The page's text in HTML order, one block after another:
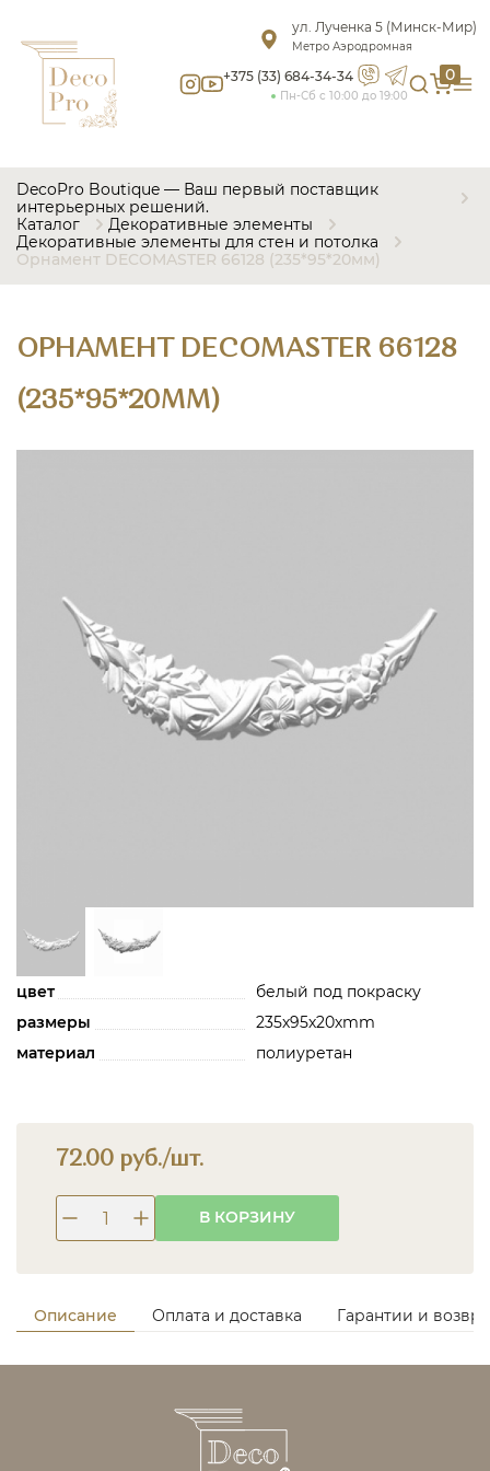
ул. Лученка 5 (Минск-Мир)
Метро Аэродромная
+375 (33) 684-34-34
Пн-Сб с 10:00 до 19:00
0
DecoPro Boutique — Ваш первый поставщик
интерьерных решений.
Каталог
Декоративные элементы
Декоративные элементы для стен и потолка
Орнамент DECOMASTER 66128 (235*95*20мм)
ОРНАМЕНТ DECOMASTER 66128
(235*95*20ММ)
цвет
белый под покраску
размеры
235х95х20хmm
материал
полиуретан
72.00 руб./шт.
В КОРЗИНУ
Описание Оплата и доставка Гарантии и